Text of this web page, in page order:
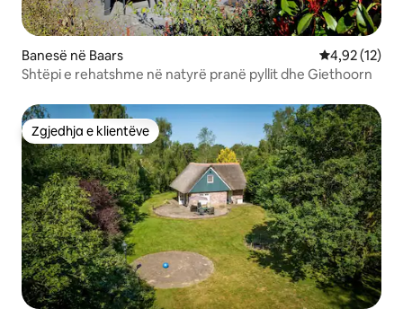
Banesë në Baars Vlerësimi
4,92 (12)
Shtëpi e rehatshme në natyrë pranë pyllit dhe Giethoorn
Zgjedhja e klientëve
Zgjedhja e klientëve